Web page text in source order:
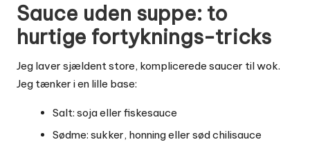
Sauce uden suppe: to
hurtige fortyknings-tricks
Jeg laver sjældent store, komplicerede saucer til wok.
Jeg tænker i en lille base:
Salt: soja eller fiskesauce
Sødme: sukker, honning eller sød chilisauce